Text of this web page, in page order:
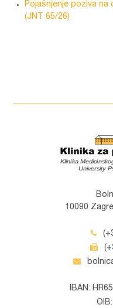
Pojašnjenje poziva na
(JNT 65/26)
10090
IBAN: